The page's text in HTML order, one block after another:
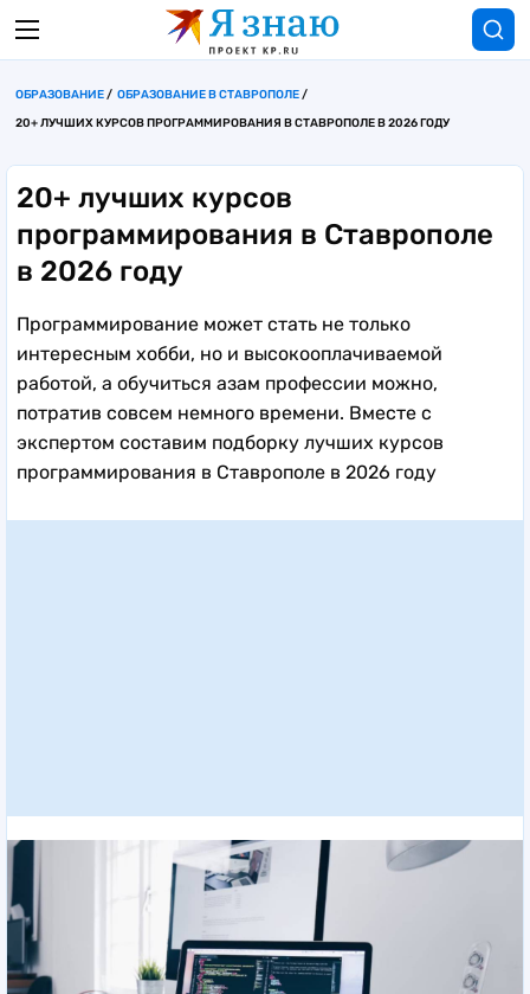
ОБРАЗОВАНИЕ
ОБРАЗОВАНИЕ В СТАВРОПОЛЕ
20+ ЛУЧШИХ КУРСОВ ПРОГРАММИРОВАНИЯ В СТАВРОПОЛЕ В 2026 ГОДУ
20+ лучших курсов
программирования в Ставрополе
в 2026 году
Программирование может стать не только
интересным хобби, но и высокооплачиваемой
работой, а обучиться азам профессии можно,
потратив совсем немного времени. Вместе с
экспертом составим подборку лучших курсов
программирования в Ставрополе в 2026 году